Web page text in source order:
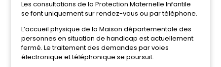
Les consultations de la Protection Maternelle Infantile
se font uniquement sur rendez-vous ou par téléphone.
L’accueil physique de la Maison départementale des
personnes en situation de handicap est actuellement
fermé. Le traitement des demandes par voies
électronique et téléphonique se poursuit.